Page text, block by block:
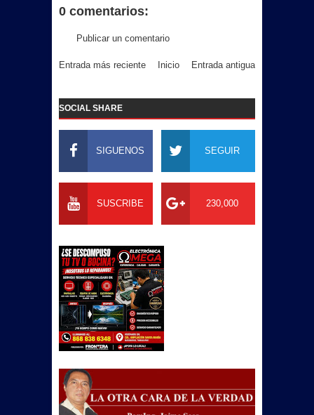
0 comentarios:
Publicar un comentario
Entrada más reciente Entrada antigua
Inicio
SOCIAL SHARE
SIGUENOS SEGUIR
SUSCRIBE 230,000